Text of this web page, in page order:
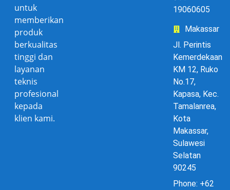
untuk
memberikan
produk
berkualitas
tinggi dan
layanan
teknis
profesional
kepada
klien kami.
19060605
Makassar
Jl. Perintis
Kemerdekaan
KM 12, Ruko
No.17,
Kapasa, Kec.
Tamalanrea,
Kota
Makassar,
Sulawesi
Selatan
90245
Phone: +62